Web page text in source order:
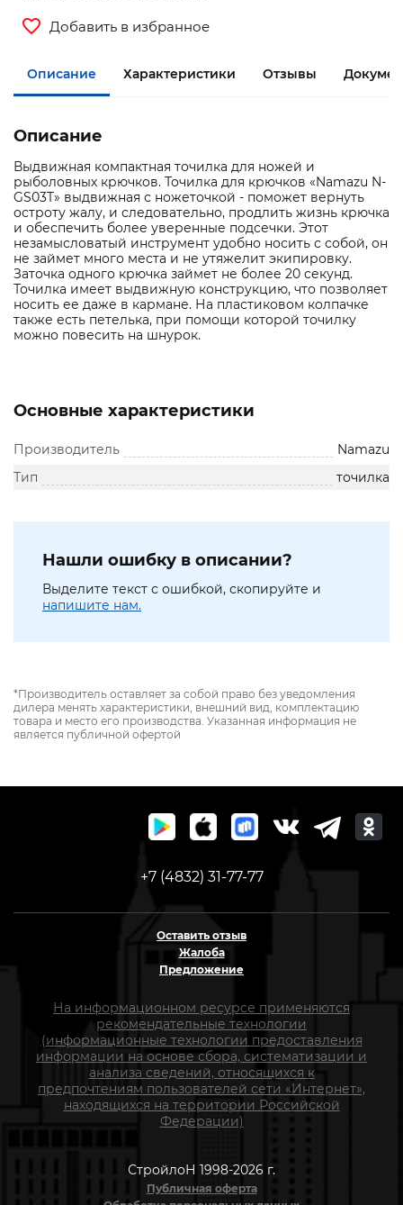
Добавить в избранное
Описание Характеристики Отзывы
Описание
Выдвижная компактная точилка для ножей и
рыболовных крючков. Точилка для крючков «Namazu N-
GS03T» выдвижная с ножеточкой - поможет вернуть
остроту жалу, и следовательно, продлить жизнь крючка
и обеспечить более уверенные подсечки. Этот
незамысловатый инструмент удобно носить с собой, он
не займет много места и не утяжелит экипировку.
Заточка одного крючка займет не более 20 секунд.
Точилка имеет выдвижную конструкцию, что позволяет
носить ее даже в кармане. На пластиковом колпачке
также есть петелька, при помощи которой точилку
можно повесить на шнурок.
Основные характеристики
Производитель
Namazu
Тип
точилка
Нашли ошибку в описании?
Выделите текст с ошибкой, скопируйте и
напишите нам.
*Производитель оставляет за собой право без уведомления
дилера менять характеристики, внешний вид, комплектацию
товара и место его производства. Указанная информация не
является публичной офертой
+7 (4832) 31-77-77
Оставить отзыв
Жалоба
Предложение
На информационном ресурсе применяются
рекомендательные технологии
(информационные технологии предоставления
информации на основе сбора, систематизации и
анализа сведений, относящихся к
предпочтениям пользователей сети «Интернет»,
находящихся на территории Российской
Федерации)
СтройлоН 1998-2026 г.
Публичная оферта